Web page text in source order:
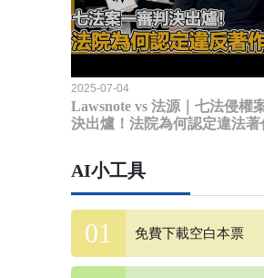
2025-07-04
Lawsnote vs 法源｜七法侵權
決出爐！法院為何認定違法著
AI小工具
免費下載空白本票